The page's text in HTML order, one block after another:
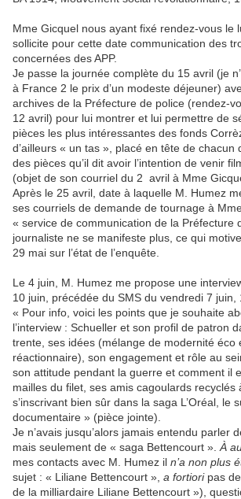
Mme Gicquel nous ayant fixé rendez-vous le
sollicite pour cette date communication des
concernées des APP.
Je passe la journée complète du 15 avril (je
à France 2 le prix d’un modeste déjeuner)
archives de la Préfecture de police (rendez-
12 avril) pour lui montrer et lui permettre de
pièces les plus intéressantes des fonds
d’ailleurs « un tas », placé en tête de chacun
des pièces qu’il dit avoir l’intention de venir
(objet de son courriel du 2 avril à Mme
Après le 25 avril, date à laquelle M. Humez
ses courriels de demande de tournage à
« service de communication de la Préfecture
journaliste ne se manifeste plus, ce qui
29 mai sur l’état de l’enquête.
Le 4 juin, M. Humez me propose une
10 juin, précédée du SMS du vendredi 7 juin,
« Pour info, voici les points que je souhaite
l’interview : Schueller et son profil de patron
trente, ses idées (mélange de modernité éco
réactionnaire), son engagement et rôle au
son attitude pendant la guerre et comment il
mailles du filet, ses amis cagoulards recyclés
s’inscrivant bien sûr dans la saga L’Oréal, le
documentaire » (pièce jointe).
Je n’avais jusqu’alors jamais entendu parler
mais seulement de « saga Bettencourt ». À
mes contacts avec M. Humez il n’a non plus
sujet : « Liliane Bettencourt », a fortiori pas
de la milliardaire Liliane Bettencourt »),